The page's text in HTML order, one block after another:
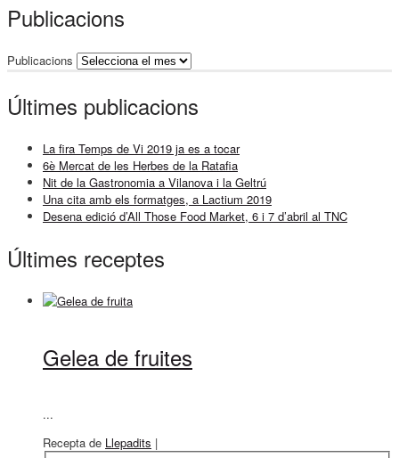
Publicacions
Publicacions
Últimes publicacions
La fira Temps de Vi 2019 ja es a tocar
6è Mercat de les Herbes de la Ratafia
Nit de la Gastronomia a Vilanova i la Geltrú
Una cita amb els formatges, a Lactium 2019
Desena edició d’All Those Food Market, 6 i 7 d’abril al TNC
Últimes receptes
Gelea de fruites
...
Recepta de Llepadits |